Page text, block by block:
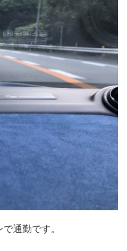
通勤です。